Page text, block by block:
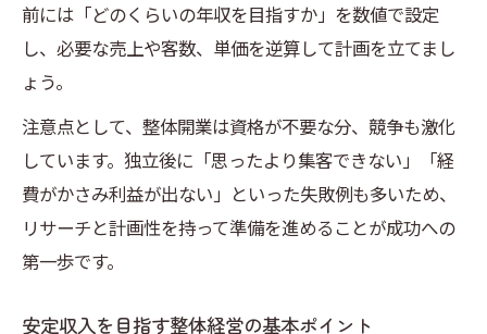
整体開業で失敗しないための注意点総まと
め
整体開業で注意すべき集客と経費管理の要
点
整体院の廃業原因から学ぶ経営のコツ
整体開業注意点と実際のリスク回避方法
整体開業届の提出方法と手続きを徹底解説
整体開業届の提出手順と必要書類を解説
前には「どのくらいの年収を目指すか」を数値で設定
し、必要な売上や客数、単価を逆算して計画を立てまし
ょう。
注意点として、整体開業は資格が不要な分、競争も激化
しています。独立後に「思ったより集客できない」「経
費がかさみ利益が出ない」といった失敗例も多いため、
リサーチと計画性を持って準備を進めることが成功への
第一歩です。
安定収入を目指す整体経営の基本ポイント